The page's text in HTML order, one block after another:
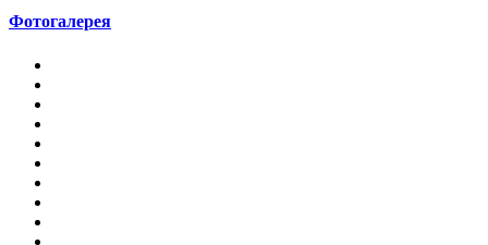
Фотогалерея